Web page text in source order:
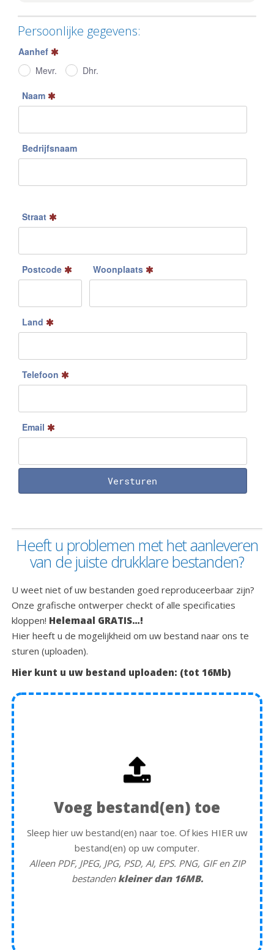
Persoonlijke gegevens:
Aanhef
Mevr.
Dhr.
Naam
Bedrijfsnaam
Straat
Postcode Woonplaats
Land
Telefoon
Email
Versturen
Heeft u problemen met het aanleveren
van de juiste drukklare bestanden?
U weet niet of uw bestanden goed reproduceerbaar zijn?
Onze grafische ontwerper checkt of alle specificaties
kloppen! Helemaal GRATIS…!
Hier heeft u de mogelijkheid om uw bestand naar ons te
sturen (uploaden).
Hier kunt u uw bestand uploaden: (tot 16Mb)
Voeg bestand(en) toe
Sleep hier uw bestand(en) naar toe. Of kies HIER uw
bestand(en) op uw computer.
Alleen PDF, JPEG, JPG, PSD, AI, EPS. PNG, GIF en ZIP
bestanden kleiner dan 16MB.